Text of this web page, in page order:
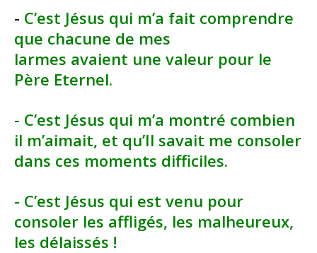
- C’est Jésus qui m’a fait comprendre
que chacune de mes
larmes avaient une valeur pour le
Père Eternel.
- C’est Jésus qui m’a montré combien
il m’aimait, et qu’Il savait me consoler
dans ces moments difficiles.
- C’est Jésus qui est venu pour
consoler les affligés, les malheureux,
les délaissés !